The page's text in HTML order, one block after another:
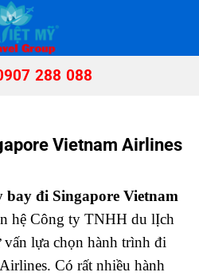
288 088
Vietnam Airlines
bay đi Singapore Vietnam
hệ Công ty TNHH du lỊch
vấn lựa chọn hành trình đi
Có rất nhiều hành